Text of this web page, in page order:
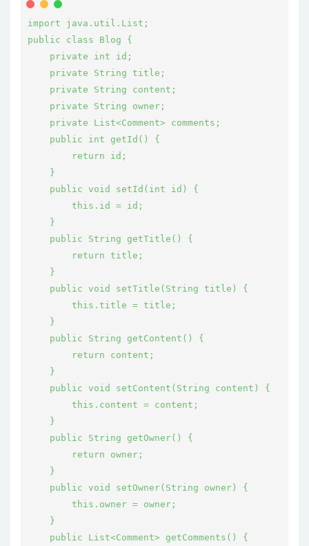
import java.util.List;
public class Blog {
    private int id;
    private String title;
    private String content;
    private String owner;
    private List<Comment> comments;
    public int getId() {
        return id;
    }
    public void setId(int id) {
        this.id = id;
    }
    public String getTitle() {
        return title;
    }
    public void setTitle(String title) {
        this.title = title;
    }
    public String getContent() {
        return content;
    }
    public void setContent(String content) {
        this.content = content;
    }
    public String getOwner() {
        return owner;
    }
    public void setOwner(String owner) {
        this.owner = owner;
    }
    public List<Comment> getComments() {